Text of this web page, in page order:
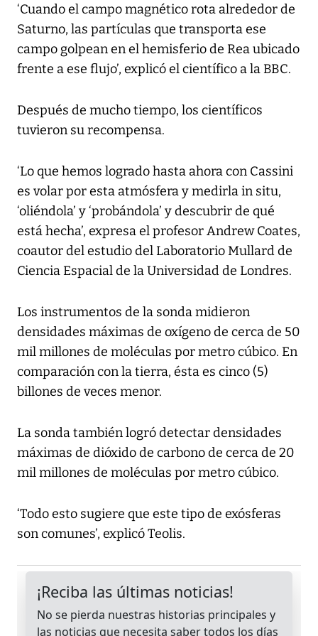
‘Cuando el campo magnético rota alrededor de
Saturno, las partículas que transporta ese
campo golpean en el hemisferio de Rea ubicado
frente a ese flujo’, explicó el científico a la BBC.
Después de mucho tiempo, los científicos
tuvieron su recompensa.
‘Lo que hemos logrado hasta ahora con Cassini
es volar por esta atmósfera y medirla in situ,
‘oliéndola’ y ‘probándola’ y descubrir de qué
está hecha’, expresa el profesor Andrew Coates,
coautor del estudio del Laboratorio Mullard de
Ciencia Espacial de la Universidad de Londres.
Los instrumentos de la sonda midieron
densidades máximas de oxígeno de cerca de 50
mil millones de moléculas por metro cúbico. En
comparación con la tierra, ésta es cinco (5)
billones de veces menor.
La sonda también logró detectar densidades
máximas de dióxido de carbono de cerca de 20
mil millones de moléculas por metro cúbico.
‘Todo esto sugiere que este tipo de exósferas
son comunes’, explicó Teolis.